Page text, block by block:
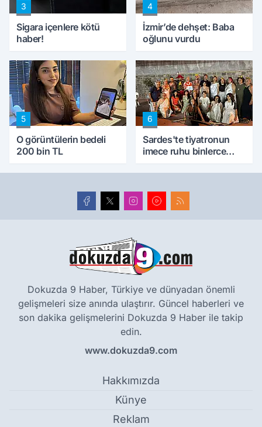
3
Sigara içenlere kötü
haber!
4
İzmir’de dehşet: Baba
oğlunu vurdu
5
O görüntülerin bedeli
200 bin TL
6
Sardes'te tiyatronun
imece ruhu binlerce
Dokuzda 9 Haber, Türkiye ve dünyadan önemli
gelişmeleri size anında ulaştırır. Güncel haberleri ve
son dakika gelişmelerini Dokuzda 9 Haber ile takip
edin.
www.dokuzda9.com
Hakkımızda
Künye
Reklam